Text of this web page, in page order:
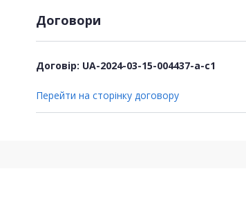
Договори
Договір: UA-2024-03-15-004437-a-c1
Перейти на сторінку договору